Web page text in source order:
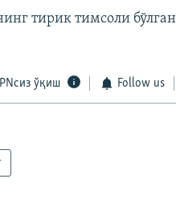
тирик тимсоли
ўқиш Follow us